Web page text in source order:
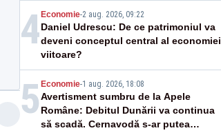
4Economie-2 aug. 2026, 09:22
Daniel Udrescu: De ce patrimoniul va
deveni conceptul central al economiei
viitoare?
5 Economie-1 aug. 2026, 18:08
Avertisment sumbru de la Apele
Române: Debitul Dunării va continua
să scadă. Cernavodă s-ar putea